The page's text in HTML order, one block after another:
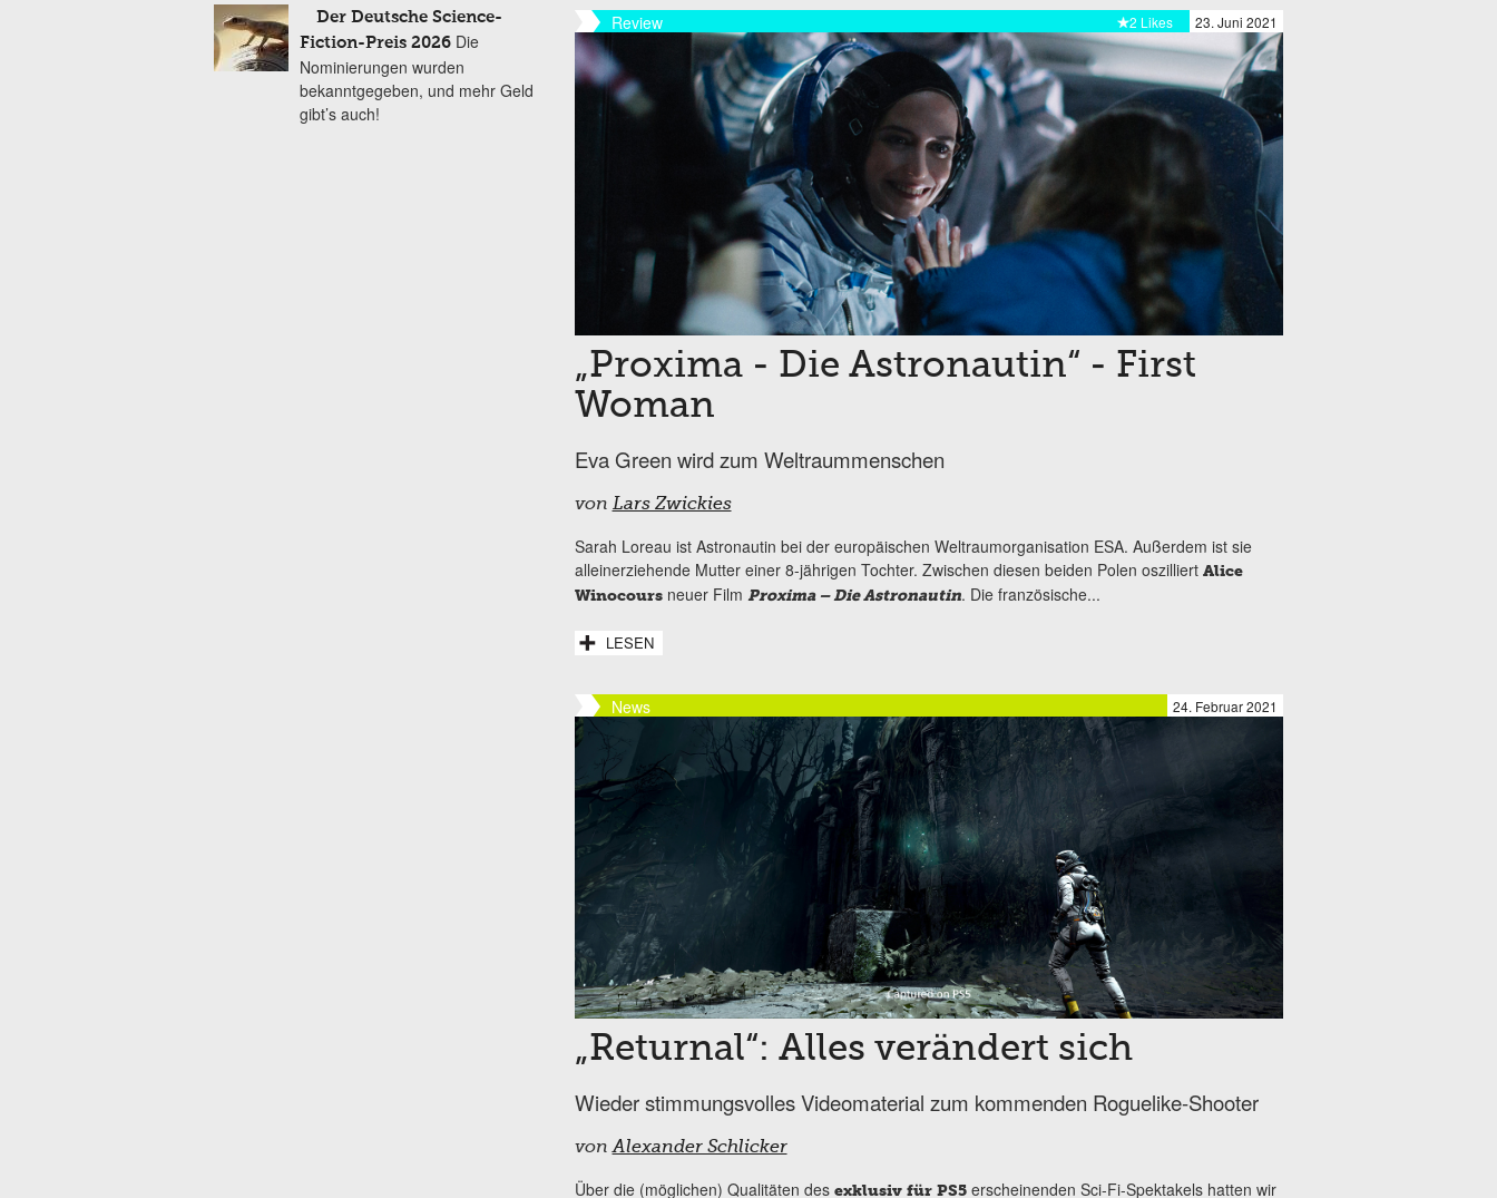
Review 23. Juni 2021
2 Likes
„Proxima - Die Astronautin“ - First
Woman
Eva Green wird zum Weltraummenschen
von Lars Zwickies
Sarah Loreau ist Astronautin bei der europäischen Weltraumorganisation ESA. Außerdem ist sie
alleinerziehende Mutter einer 8-jährigen Tochter. Zwischen diesen beiden Polen oszilliert Alice
Winocoursneuer Film Proxima – Die Astronautin. Die französische...
LESEN
News 24. Februar 2021
„Returnal“: Alles verändert sich
Wieder stimmungsvolles Videomaterial zum kommenden Roguelike-Shooter
vonAlexander Schlicker
Über die (möglichen) Qualitäten des exklusiv für PS5erscheinenden Sci-Fi-Spektakels hatten wir
Der Deutsche Science-
Fiction-Preis 2026 Die
Nominierungen wurden
bekanntgegeben, und mehr Geld
gibt’s auch!